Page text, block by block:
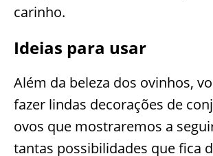
carinho.
Ideias para usar
Além da beleza dos ovinhos,
fazer lindas decorações de
ovos que mostraremos a
tantas possibilidades que fica